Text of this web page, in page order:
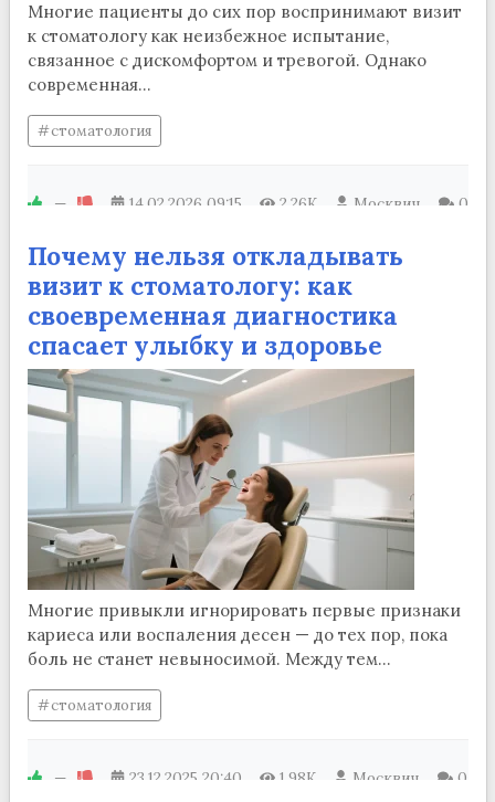
Многие пациенты до сих пор воспринимают визит
к стоматологу как неизбежное испытание,
связанное с дискомфортом и тревогой. Однако
современная...
стоматология
— 14.02.2026 09:15 2.26K Москвич 0
Почему нельзя откладывать
визит к стоматологу: как
своевременная диагностика
спасает улыбку и здоровье
Многие привыкли игнорировать первые признаки
кариеса или воспаления десен — до тех пор, пока
боль не станет невыносимой. Между тем...
стоматология
— 23.12.2025 20:40 1.98K Москвич 0